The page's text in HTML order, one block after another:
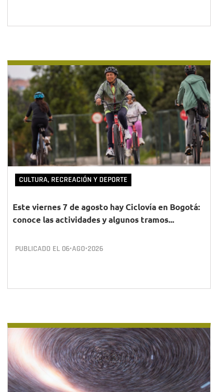
CULTURA, RECREACIÓN Y DEPORTE
Este viernes 7 de agosto hay Ciclovía en Bogotá:
conoce las actividades y algunos tramos...
PUBLICADO EL 06•AGO•2026